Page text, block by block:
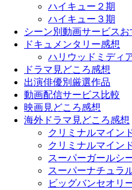
ハイキュー２期
ハイキュー３期
シーン別動画サービスお
ドキュメンタリー感想
ハリウッドミディ
ドラマ見どころ感想
出演俳優別厳選作品
動画配信サービス比較
映画見どころ感想
海外ドラマ見どころ感想
クリミナルマイン
クリミナルマイン
スーパーガールシ
スーパーナチュラ
ビッグバンセオリ